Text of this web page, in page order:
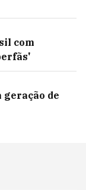
com
geração de